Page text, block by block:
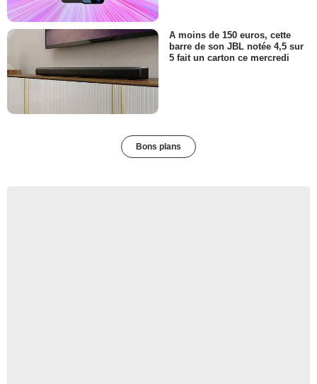
A moins de 150 euros, cette
barre de son JBL notée 4,5 sur
5 fait un carton ce mercredi
Bons plans